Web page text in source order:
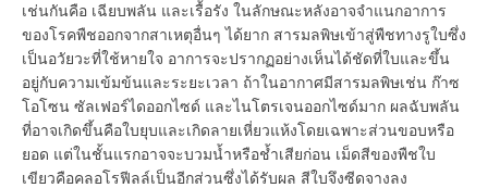
เช่นกันคือ เฉียบพลัน และเรื้อรัง ในลักษณะหลังอาจจำแนกอาการ
ของโรคพืชออกจากสาเหตุอื่นๆ ได้ยาก สารมลพิษเข้าสู่พืชทางรูใบซึ่ง
เป็นอวัยวะที่ใช้หายใจ อาการจะปรากฏอย่างเห็นได้ชัดที่ใบและขึ้น
อยู่กับความเข้มข้นและระยะเวลา ถ้าในอากาศมีสารมลพิษเช่น ก๊าซ
โอโซน ซัลเฟอร์ไดออกไซด์ และไนโตรเจนออกไซด์มาก ผลฉับพลัน
ที่อาจเกิดขึ้นคือใบยุบและเกิดลายเหี่ยวแห้งโดยเฉพาะส่วนขอบหรือ
ยอด แต่ในชั้นแรกอาจจะบวมน้ำหรือช้ำเสียก่อน เม็ดสีของพืชใบ
เขียวคือคลอโรฟีลล์เป็นอีกส่วนซึ่งได้รับผล สีใบจึงซีดจางลง